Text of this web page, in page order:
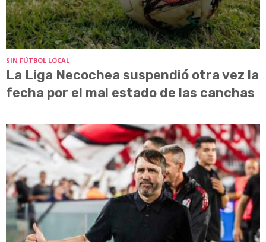
SIN FÚTBOL LOCAL
La Liga Necochea suspendió otra vez la
fecha por el mal estado de las canchas